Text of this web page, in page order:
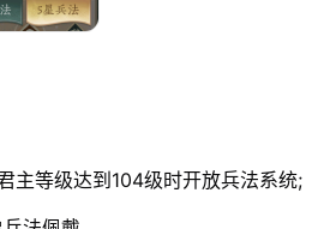
主等级达到104级时开放兵法系统;